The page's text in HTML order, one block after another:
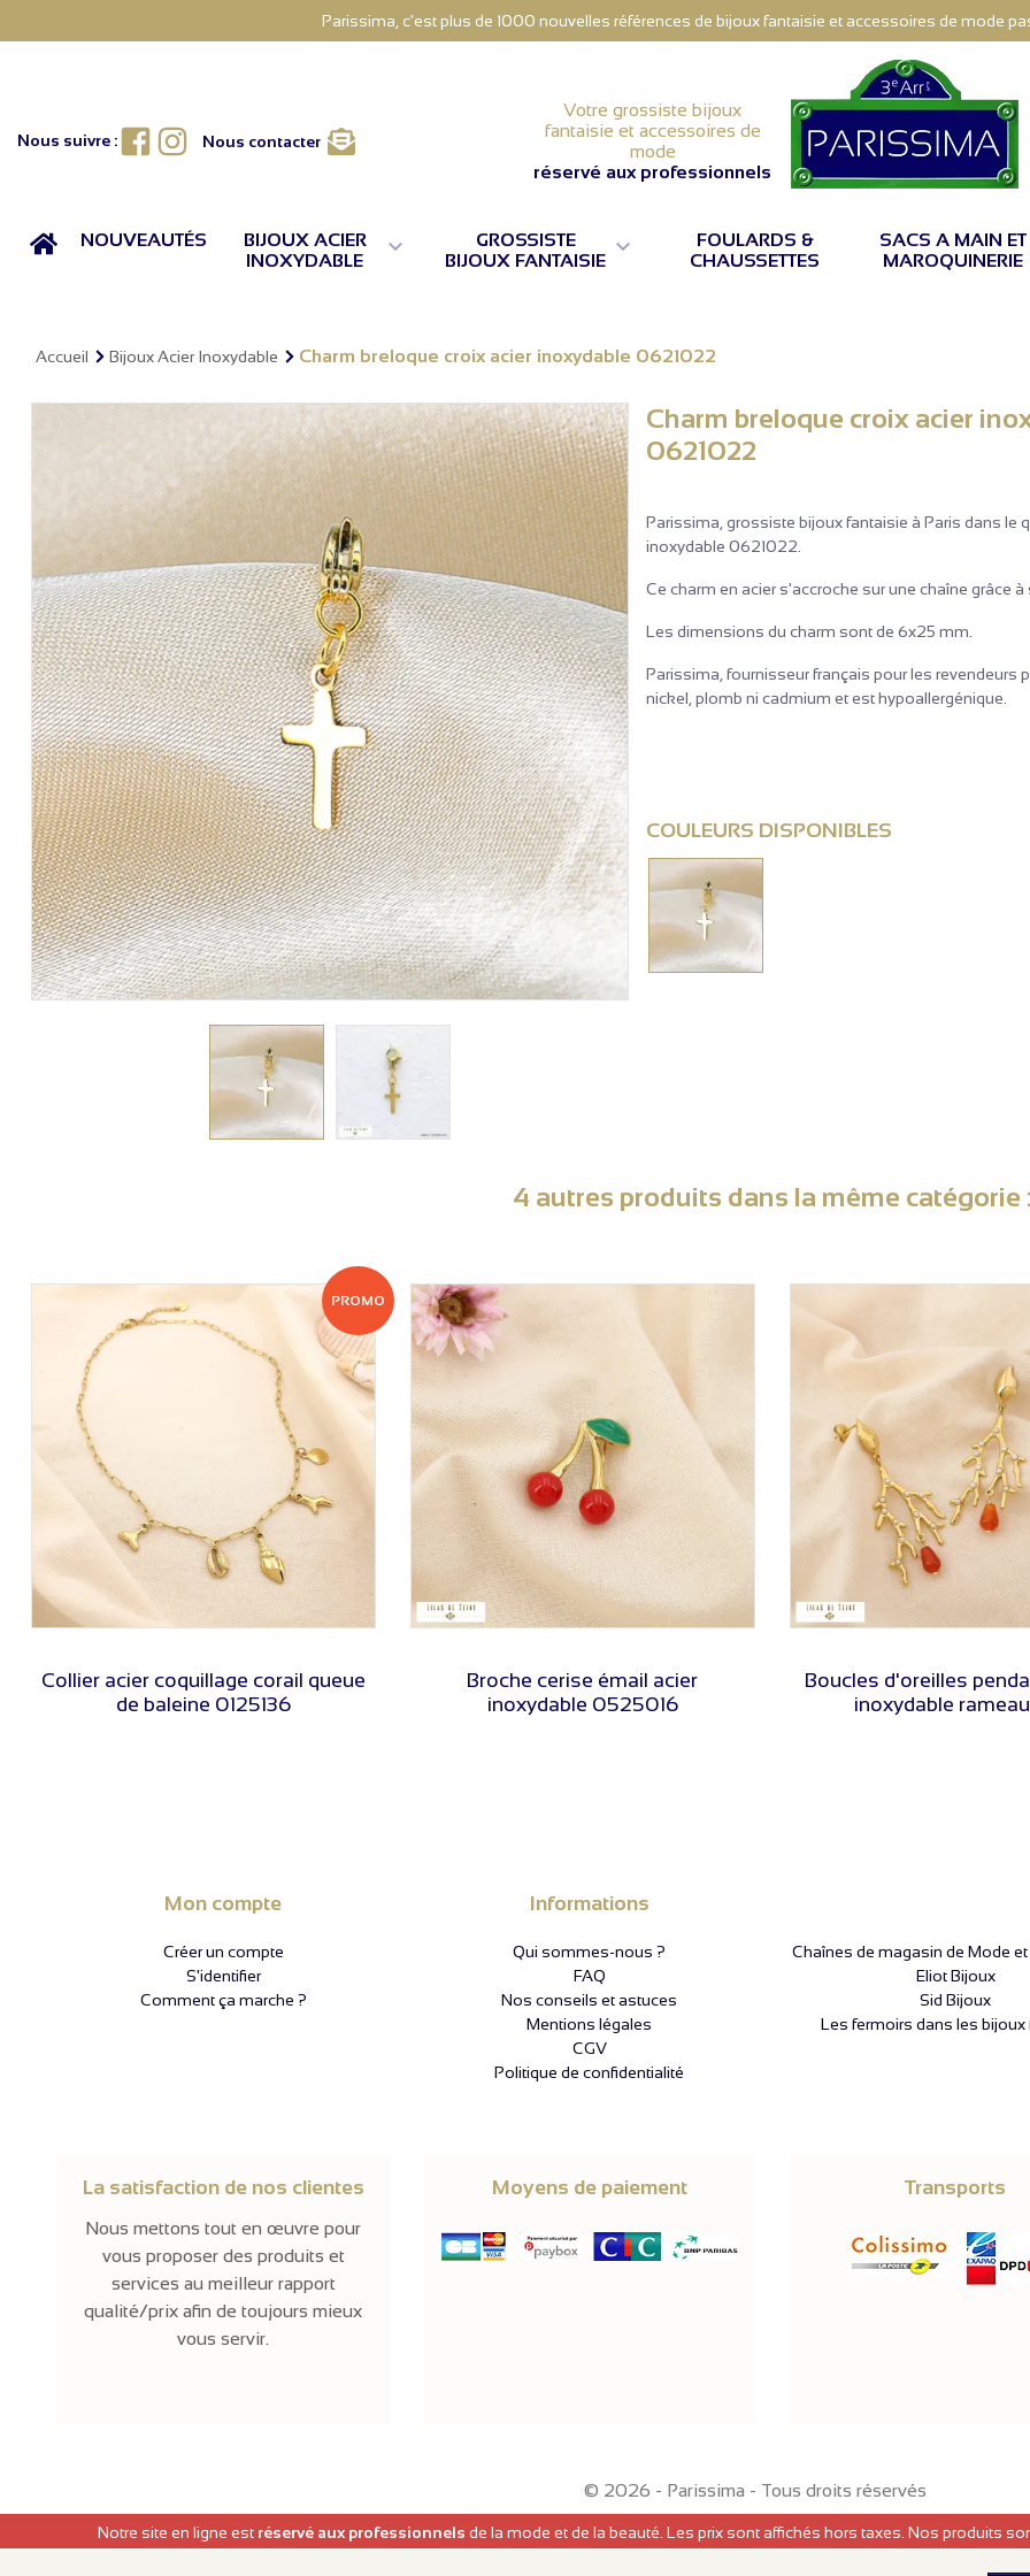
Parissima, c'est plus de 1000 nouvelles références de bijoux fantaisie et accessoires de mode
Nous suivre : Facebook
Instagram
Nous contacter
Votre grossiste bijoux
fantaisie et accessoires de
mode
réservé aux professionnels
ACCUEILNOUVEAUTÉS
BIJOUX ACIER
INOXYDABLE

GROSSISTE
BIJOUX FANTAISIE 
FOULARDS &
CHAUSSETTES
SACS A MAIN ET
MAROQUINERIE
Accueil Bijoux Acier Inoxydable Charm breloque croix acier inoxydable 0621022
Charm breloque croix acier
0621022
Parissima, grossiste bijoux fantaisie à Paris dans le
inoxydable 0621022.
Ce charm en acier s'accroche sur une chaîne grâce
Les dimensions du charm sont de 6x25 mm.
Parissima, fournisseur français pour les
nickel, plomb ni cadmium et est hypoallergénique.
COULEURS DISPONIBLES
4 autres produits dans la même catégorie
Collier acier coquillage corail queue
de baleine 0125136
PROMO
Broche cerise émail acier
inoxydable 0525016
Boucles d'oreilles
inoxydable
Mon compte
Créer un compte
S'identifier
Comment ça marche ?
Informations
Qui sommes-nous ?
FAQ
Nos conseils et astuces
Mentions légales
CGV
Politique de confidentialité
Chaînes de magasin de Mode et
Eliot Bijoux
Sid Bijoux
Les fermoirs dans les bijoux
La satisfaction de nos clientes
Nous mettons tout en œuvre pour
vous proposer des produits et
services au meilleur rapport
qualité/prix afin de toujours mieux
vous servir.
Moyens de paiement Transports
© 2026 - Parissima - Tous droits réservés
Notre site en ligne est réservé aux professionnels de la mode et de la beauté. Les prix sont affichés hors taxes. Nos produits